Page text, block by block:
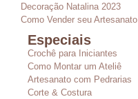
Decoração Natalina 2023
Como Vender seu Artesanato
Especiais
Crochê para Iniciantes
Como Montar um Ateliê
Artesanato com Pedrarias
Corte & Costura